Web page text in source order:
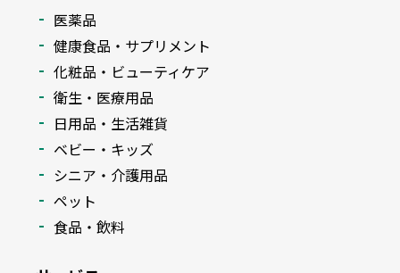
医薬品
健康食品・サプリメント
化粧品・ビューティケア
衛生・医療用品
日用品・生活雑貨
ベビー・キッズ
シニア・介護用品
ペット
食品・飲料